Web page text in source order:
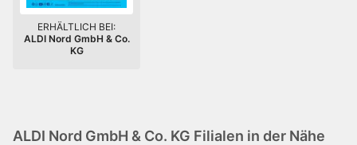
ERHÄLTLICH BEI:
ALDI Nord GmbH & Co.
KG
ALDI Nord GmbH & Co. KG Filialen in der Nähe